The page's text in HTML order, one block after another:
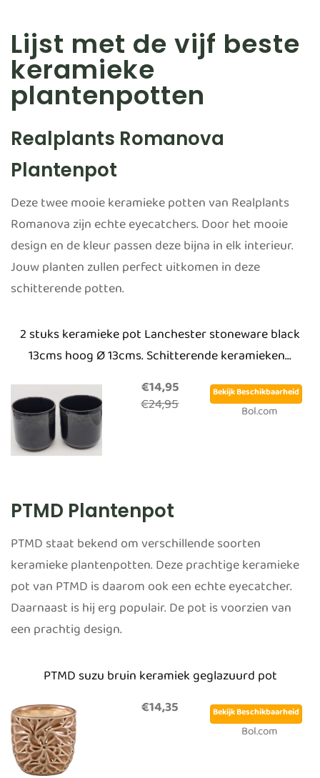
Lijst met de vijf beste
keramieke
plantenpotten
Realplants Romanova
Plantenpot
Deze twee mooie keramieke potten van Realplants
Romanova zijn echte eyecatchers. Door het mooie
design en de kleur passen deze bijna in elk interieur.
Jouw planten zullen perfect uitkomen in deze
schitterende potten.
2 stuks keramieke pot Lanchester stoneware black
13cms hoog Ø 13cms. Schitterende keramieken...
€14,95
€24,95 Bekijk Beschikbaarheid
Bol.com
PTMD Plantenpot
PTMD staat bekend om verschillende soorten
keramieke plantenpotten. Deze prachtige keramieke
pot van PTMD is daarom ook een echte eyecatcher.
Daarnaast is hij erg populair. De pot is voorzien van
een prachtig design.
PTMD suzu bruin keramiek geglazuurd pot
€14,35
Bekijk Beschikbaarheid
Bol.com